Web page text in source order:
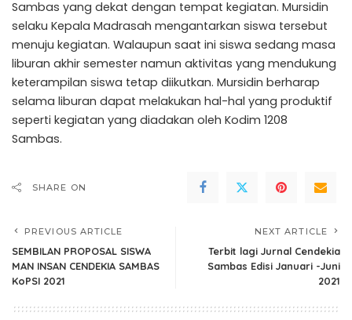
Sambas yang dekat dengan tempat kegiatan. Mursidin
selaku Kepala Madrasah mengantarkan siswa tersebut
menuju kegiatan. Walaupun saat ini siswa sedang masa
liburan akhir semester namun aktivitas yang mendukung
keterampilan siswa tetap diikutkan. Mursidin berharap
selama liburan dapat melakukan hal-hal yang produktif
seperti kegiatan yang diadakan oleh Kodim 1208
Sambas.
SHARE ON
PREVIOUS ARTICLE
SEMBILAN PROPOSAL SISWA
MAN INSAN CENDEKIA SAMBAS
KoPSI 2021
NEXT ARTICLE
Terbit lagi Jurnal Cendekia
Sambas Edisi Januari -Juni
2021